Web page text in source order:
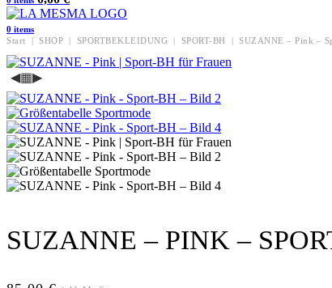
0 items
Start
| SHOP | SPORTBEKLEIDUNG | SPORT-BH | SUZANNE – Pink –
◀▦▶
SUZANNE – PINK –